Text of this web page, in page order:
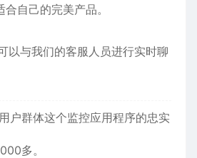
自己的完美产品。
以与我们的客服人员进行实时聊
户群体这个监控应用程序的忠实
多。